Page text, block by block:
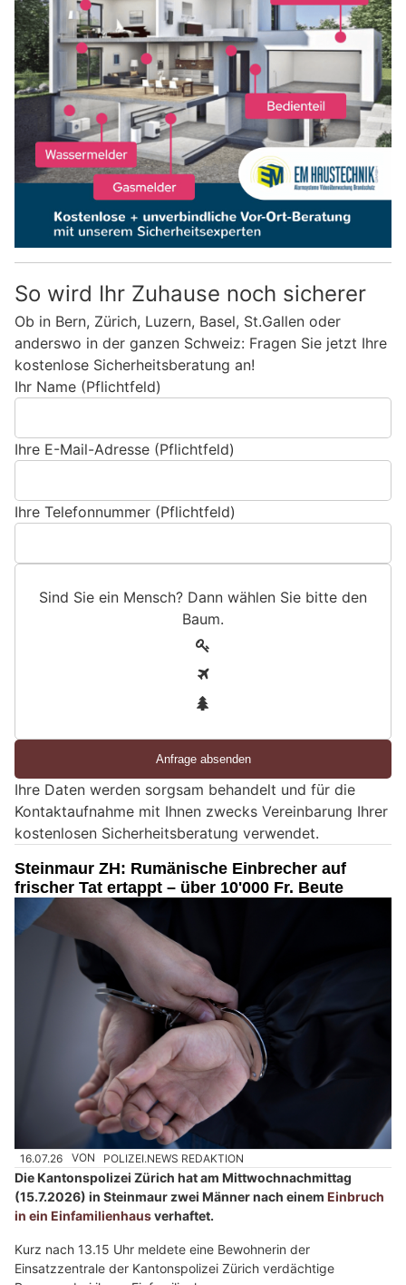
So wird Ihr Zuhause noch sicherer
Ob in Bern, Zürich, Luzern, Basel, St.Gallen oder
anderswo in der ganzen Schweiz: Fragen Sie jetzt Ihre
kostenlose Sicherheitsberatung an!
Ihr Name (Pflichtfeld)
Ihre E-Mail-Adresse (Pflichtfeld)
Ihre Telefonnummer (Pflichtfeld)
Sind Sie ein Mensch? Dann wählen Sie bitte den
Baum.
e
i
n
e
n
s
l
e
n
S
i
e
Ihre Daten werden sorgsam behandelt und für die
Kontaktaufnahme mit Ihnen zwecks Vereinbarung Ihrer
kostenlosen Sicherheitsberatung verwendet.
Steinmaur ZH: Rumänische Einbrecher auf
frischer Tat ertappt – über 10'000 Fr. Beute
16.07.26 VON POLIZEI.NEWS REDAKTION
Die Kantonspolizei Zürich hat am Mittwochnachmittag
(15.7.2026) in Steinmaur zwei Männer nach einem Einbruch
in ein Einfamilienhausverhaftet.
Kurz nach 13.15 Uhr meldete eine Bewohnerin der
Einsatzzentrale der Kantonspolizei Zürich verdächtige